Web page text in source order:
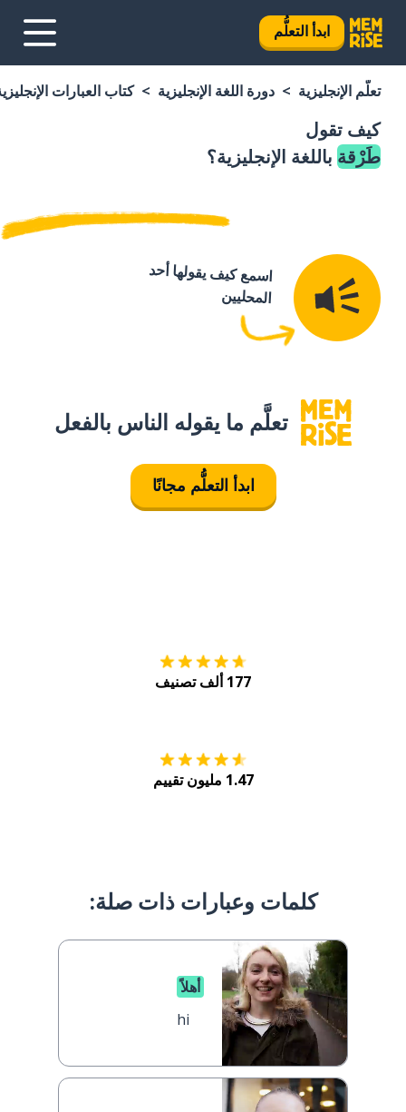
ابدأ التعلُّم
تعلَّم الإنجليزية دورة اللغة الإنجليزية كتاب العبارات
كيف تقول
طَرْقة باللغة الإنجليزية؟
اسمع كيف يقولها أحد
المحليين
تعلَّم ما يقوله الناس بالفعل
ابدأ التعلُّم مجانًا
177 ألف تصنيف
1.47 مليون تقييم
كلمات وعبارات ذات صلة:
أهلاً
hi